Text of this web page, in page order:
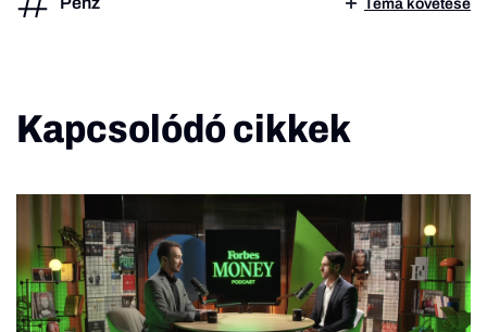
Téma követése
Kapcsolódó cikkek